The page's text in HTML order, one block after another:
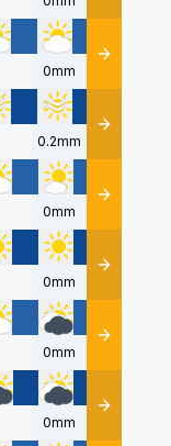
0mm Détails
0.2mm Détails
0mm Détails
0mm Détails
0mm Détails
0mm Détails